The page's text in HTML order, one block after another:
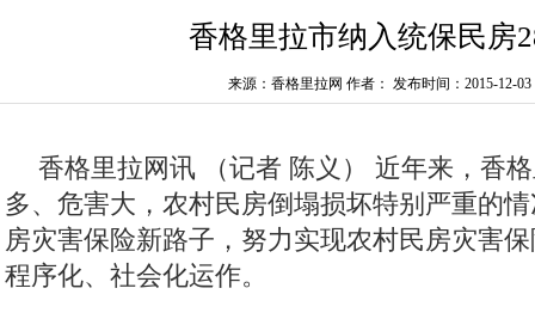
香格里拉市纳入统保民房
来源：香格里拉网 作者： 发布时间：2015-12-03
香格里拉网讯 （记者 陈义）
近年来，香
多、危害大，农村民房倒塌损坏特别严重的
房灾害保险新路子，努力实现农村民房灾害
程序化、社会化运作。